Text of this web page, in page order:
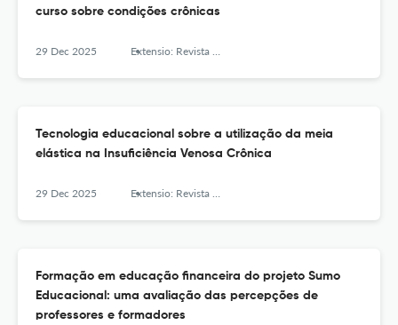
curso sobre condições crônicas
29 Dec 2025 Extensio: Revista Eletrônica de Extensão
Tecnologia educacional sobre a utilização da meia
elástica na Insuficiência Venosa Crônica
29 Dec 2025 Extensio: Revista Eletrônica de Extensão
Formação em educação financeira do projeto Sumo
Educacional: uma avaliação das percepções de
professores e formadores